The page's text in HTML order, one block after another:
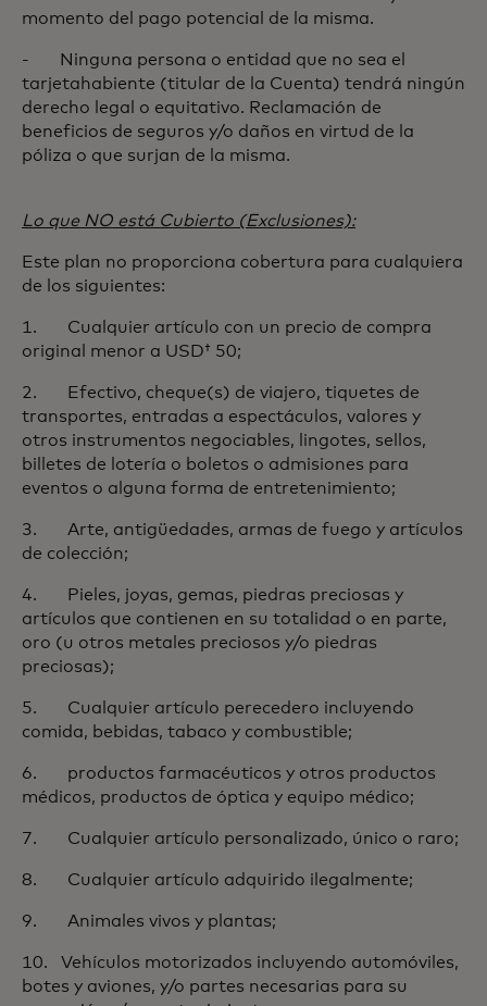
momento del pago potencial de la misma.
- Ninguna persona o entidad que no sea el
tarjetahabiente (titular de la Cuenta) tendrá ningún
derecho legal o equitativo. Reclamación de
beneficios de seguros y/o daños en virtud de la
póliza o que surjan de la misma.
Lo que NO está Cubierto (Exclusiones):
Este plan no proporciona cobertura para cualquiera
de los siguientes:
1. Cualquier artículo con un precio de compra
original menor a USD† 50;
2. Efectivo, cheque(s) de viajero, tiquetes de
transportes, entradas a espectáculos, valores y
otros instrumentos negociables, lingotes, sellos,
billetes de lotería o boletos o admisiones para
eventos o alguna forma de entretenimiento;
3. Arte, antigüedades, armas de fuego y artículos
de colección;
4. Pieles, joyas, gemas, piedras preciosas y
artículos que contienen en su totalidad o en parte,
oro (u otros metales preciosos y/o piedras
preciosas);
5. Cualquier artículo perecedero incluyendo
comida, bebidas, tabaco y combustible;
6. productos farmacéuticos y otros productos
médicos, productos de óptica y equipo médico;
7. Cualquier artículo personalizado, único o raro;
8. Cualquier artículo adquirido ilegalmente;
9. Animales vivos y plantas;
10. Vehículos motorizados incluyendo automóviles,
botes y aviones, y/o partes necesarias para su